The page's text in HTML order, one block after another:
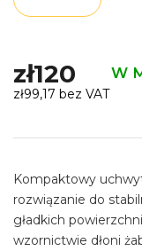
zł120 W
zł99,17 bez VAT
jednostkowa:
Kompaktowy
rozwiązanie do
gładkich
wzornictwie dłoni